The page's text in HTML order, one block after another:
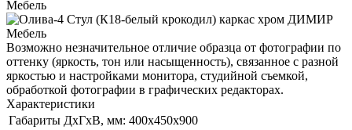
Возможно незначительное отличие образца от фотографии по
оттенку (яркость, тон или насыщенность), связанное с разной
яркостью и настройками монитора, студийной съемкой,
обработкой фотографии в графических редакторах.
Характеристики
Габариты ДхГхВ, мм: 400х450х900